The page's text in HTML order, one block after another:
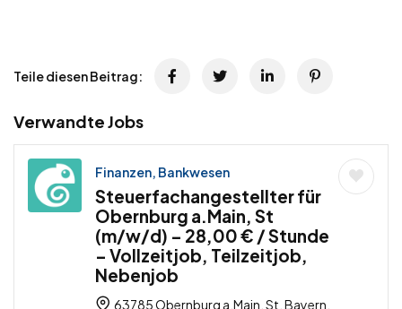
Teile diesen Beitrag:
Verwandte Jobs
Finanzen, Bankwesen
Steuerfachangestellter für
Obernburg a.Main, St
(m/w/d) – 28,00 € / Stunde
– Vollzeitjob, Teilzeitjob,
Nebenjob
63785 Obernburg a.Main, St, Bayern,